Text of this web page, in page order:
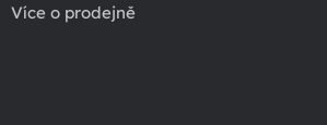
Více o prodejně